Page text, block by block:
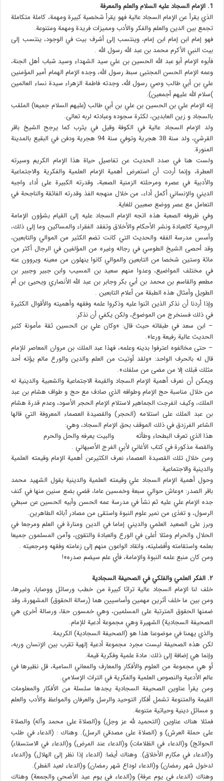
1. الإمام السجاد عليه السلام والعلم والمعرفة
الذي يقرأ عن الإمام السجاد عالية فهو يقرأ شخصية كبيرة ومهمة، كاملة متكاملة
تجمع بين الدين والعلم والفكر والأدب ومميزات فريدة ومهمة ومتنوعة.
فهو إمام ابن إمام ابن إمام، وينتسب إلى أشرف بیت في الوجود، ينتسب إلى
بيت النبي الأكرم محمد بن عبد الله رسول الله .
فأبوه الإمام أبو عبد الله الحسين بن علي سيد الشهداء وسيد شباب أهل الجنة،
وعمه الإمام الحسن المجتبی سبط رسول الله، وجده الإمام الهمام أمير المؤمنين
علي بن أبي طالب وصي رسول الله، وجدته فاطمة الزهراء سيدة نساء العالمين
)سلام الله عليهم أجمعين).
إنه الإمام علي بن الحسين بن علي بن أبي طالب (عليهم السلام جميعا) الملقب
بالسجاد و زین العابدين، لكثرة سجوده وعبادته لربه تعالی.
ولد الإمام السجاد عالية في الكوفة وقيل في يثرب كما يرجح الشيخ باقر
القرشي، ولد سنة 38 هجرية وتوفي سنة 94 هجرية ودفن في البقيع بالمدينة
المنورة.
ولست هنا في صدد الحديث عن تفاصيل حياة هذا الإمام الكريم وسيرته
العطرة، وإنما أردت أن استعرض أهمية الإمام العلمية والفكرية والاجتماعية
والأدبية في عصره ومرحلته الزمنية الصعبة، وقدرته الكبيرة على أداء واجبه
الديني والإنساني أكمل أداء، من خلال منهجه الفذ وقدرته الفائقة والناجحة في
التعامل مع عصر ووضع صعبين للغاية.
وفي ظروفه الصعبة هذه اتجه الإمام السجاد عليه إلى القيام بشؤون الإمامة
الروحية كالعبادة ونشر الأحكام والأخلاق وتفقد الفقراء والمساكين وما إلى ذلك،
وأسس مدرسة الفقه والحديث التي كانت تضم الكثير من الموالي والتابعين،
وقد أحصى الشيخ الطوسي في رجاله وغيره من المؤلفين في الرجال أكثر من
مائة وستين شخصا من التابعين والموالي كانوا ينهلون من معينه ویروون عنه
في مختلف المواضيع، وعدوا منهم سعيد بن المسيب وابن جبير وجبير بن
مطعم والقاسم بن محمد بن أبي بكر وجابر بن عبد الله الأنصاري ويحيى بن أم
الطويل وأمثال هذه الطبقة من أعلام التابعين .
وإذا أردنا أن نذكر الذين اثنوا عليه وذكروا علمه وفقهه وأهميته والأقوال الكثيرة
في ذلك فسنخرج من الموضوع، ولكن يكفي أن نذكر:
– ابن سعد في طبقاته حيث قال: «وكان علي بن الحسين ثقة مأمونة كثير
الحديث عالية رفيعة ورعا».
– حتی مخالفوه اعترفوا بدينه وعلمه، فهذا عبد الملك بن مروان المعاصر للإمام
قال له بالحرف الواحد: «ولقد أوتيت من العلم والدين والورع مالم يؤته أحد
مثلك قبلك إلا من مضى من سلفك».
ويمكن أن نعرف أهمية الإمام السجاد والقيمة الاجتماعية والشعبية والدينية له
من خلال مناسبة حج الإمام وطوافه الذي صادف مع حج و طواف هشام بن عبد
الملك، وكيف انفرجت الجماهير لاستلام الإمام الحجر الأسود، وعدم قدرة هشام
بن عبد الملك على استلامه (الحجر) والقصيدة العصماء المعروفة التي قالها
الشاعر الفرزدق في ذلك الموقف بحق الإمام السجاد، وهي:
هذا الذي تعرف البطحاء وطأته والبيت يعرفه والحل والحرم
والقصة مذكورة في كتاب الأغاني لأبي الفرج الأصبهاني .
ومن خلال تلك القصيدة العصماء نعرف الكثيرعن أهمية الإمام وقيمته العلمية
والدينية والاجتماعية.
وحول أهمية الإمام السجاد علي وقيمته العلمية والدينية يقول الشهيد محمد
باقر الصدر: «وعاش حوالي سبعة وخمسين عاما، قضي بضع سنين منها في كنف
جده الإمام علي عليه ثم نشأ في مدرسة عمه الحسن وأبيه الحسين عن سبطي
الرسول، و تغذى من نمیر علوم النبوة واستقى من مصادر آبائه الطاهرين.
وبرز على الصعيد العلمي والديني إماما في الدين ومنارة في العلم ومرجعا في
الحلال والحرام ومثلا أعلى في الورع والعبادة والتقوى، وآمن المسلمون جميعا
بعلمه واستقامته وأفضليته، وانقاد الواعون منهم إلى زعامته وفقهه ومرجعيته .
ومن كان منبع علمه النبوة والإمامة، فأي علم سيضم صدره»!
۲. الفكر العلمي والفلكي في الصحيفة السجادية
خلف لنا الإمام السجاد عالية تراثا كبيرة من خطب ورسائل ووصايا، وغيرها،
ومن بين ما خلف أثرين مهمين وأساسيين هما (رسالة الحقوق) المشهورة، وقد
ضمنها الحقوق المترتبة على المسلمين، وهي خمسون حقا، ورسالة أخرى هي
الصحيفة السجادية) الشهيرة وهي مجموعة أدعية للإمام.
والذي يهمنا في موضوعنا هذا هو (الصحيفة السجادية) الكريمة.
لكن هذه الصحيفة ليست مجرد مجموعة أدعية إلهية تقرب بين الإنسان وربه،
وإنما هي إضافة إلى ذلك: مادة علمية وفكرية قيمة.
أو هي مجموعة من العلوم والأفكار والمعارف والمعاني السامية، قل نظيرها في
عالم الأدعية والنصوص العلمية والفكرية في التراث الإسلامي.
ومن يقرأ عناوين الصحيفة السجادية يجدها سلسلة من الأفكار والمعلومات
القيمة والمتنوعة تشمل أفكار التوحيد والرسل والعرفان والمواعظ والأدب والعلم
و مسائل دینية وحياتية متنوعة.
فمثلا هناك عناوین (التحمید لله عز وجل) و(الصلاة على محمد وآله) والصلاة
على حملة العرش) و (الصلاة على مصدقي الرسل). وهناك : (الدعاء في طلب
الحوائج) و(الدعاء في الظلامات) و(الدعاء عند المرض) و(الدعاء في الاستسقاء)
و(الدعاء في مكارم الأخلاق). وهناك أيضا: (الدعاء إذا نظر إلى الهلال) و(الدعاء
لدخول شهر رمضان) و(الدعاء لوداع شهر رمضان) و(الدعاء لعيد الفطر).
وهناك (الدعاء في يوم عرفة) و(الدعاء في يوم عيد الأضحى والجمعة) وهناك